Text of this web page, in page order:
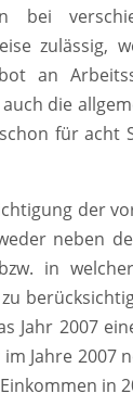
bei
zulässig,
an
die
für acht
der
neben
in
Jahr 2007
Jahre 2007
in